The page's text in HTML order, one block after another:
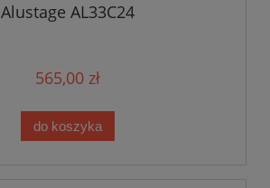
Alustage AL33C24
565,00 zł
do koszyka